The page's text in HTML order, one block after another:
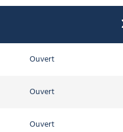
Ouvert
Ouvert
Ouvert
Ouvert
Ouvert
Ouvert